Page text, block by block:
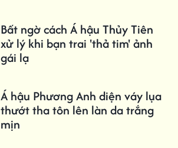
Bất ngờ cách Á hậu Thủy Tiên
xử lý khi bạn trai 'thả tim' ảnh
gái lạ
Á hậu Phương Anh diện váy lụa
thướt tha tôn lên làn da trắng
mịn